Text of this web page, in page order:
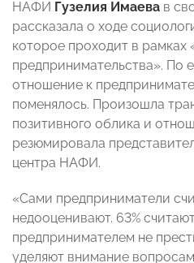
НАФИ Гузелия Имаева в
рассказала о ходе
которое проходит в рамках
предпринимательства». По
отношение к
поменялось. Произошла
позитивного облика и
резюмировала
центра НАФИ.
«Сами предприниматели
недооценивают. 63%
предпринимателем не
уделяют внимание